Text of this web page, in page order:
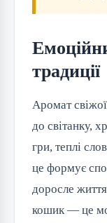
традиції
Аромат
до світанку,
гри, теплі
це формує
доросле
кошик — це